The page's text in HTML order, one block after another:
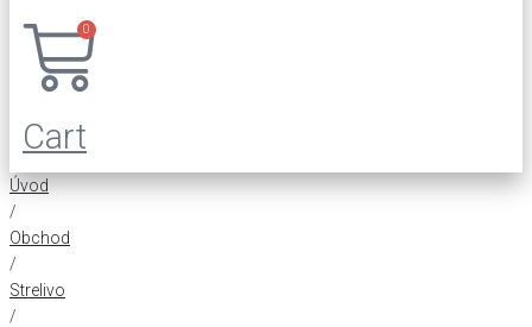
0
Cart
Úvod
/
Obchod
/
Strelivo
/